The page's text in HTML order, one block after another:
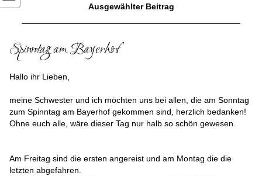
Ausgewählter Beitrag
Spinntag am Bayerhof
Hallo ihr Lieben,
meine Schwester und ich möchten uns bei allen, die am Sonntag
zum Spinntag am Bayerhof gekommen sind, herzlich bedanken!
Ohne euch alle, wäre dieser Tag nur halb so schön gewesen.
Am Freitag sind die ersten angereist und am Montag die die
letzten abgefahren.